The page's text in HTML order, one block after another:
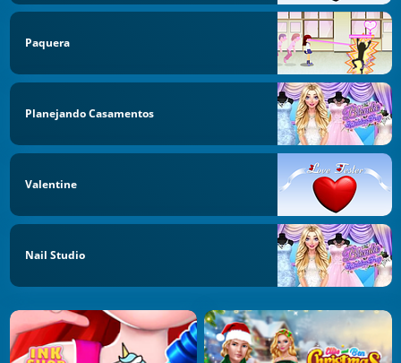
Paquera
Planejando Casamentos
Valentine
Nail Studio